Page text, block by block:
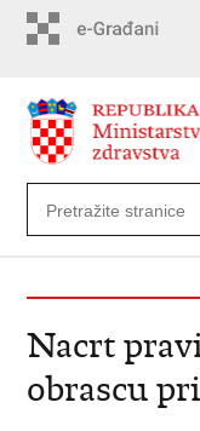
Nacrt
obrascu